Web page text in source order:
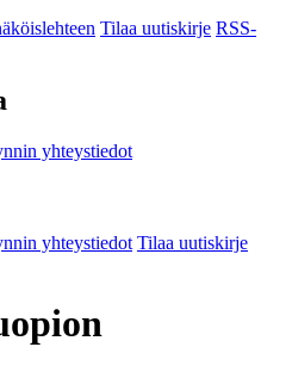
Tilaa uutiskirje RSS-
yhteystiedot
yhteystiedot Tilaa uutiskirje